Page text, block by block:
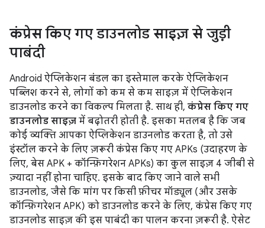
कंप्रेस किए गए डाउनलोड साइज़ से जुड़ी
पाबंदी
Android ऐप्लिकेशन बंडल का इस्तेमाल करके ऐप्लिकेशन
पब्लिश करने से, लोगों को कम से कम साइज़ में ऐप्लिकेशन
डाउनलोड करने का विकल्प मिलता है. साथ ही, कंप्रेस किए गए
डाउनलोड साइज़ में बढ़ोतरी होती है. इसका मतलब है कि जब
कोई व्यक्ति आपका ऐप्लिकेशन डाउनलोड करता है, तो उसे
इंस्टॉल करने के लिए ज़रूरी कंप्रेस किए गए APKs (उदाहरण के
लिए, बेस APK + कॉन्फ़िगरेशन APKs) का कुल साइज़ 4 जीबी से
ज़्यादा नहीं होना चाहिए. इसके बाद किए जाने वाले सभी
डाउनलोड, जैसे कि मांग पर किसी फ़ीचर मॉड्यूल (और उसके
कॉन्फ़िगरेशन APK) को डाउनलोड करने के लिए, कंप्रेस किए गए
डाउनलोड साइज़ की इस पाबंदी का पालन करना ज़रूरी है. ऐसेट